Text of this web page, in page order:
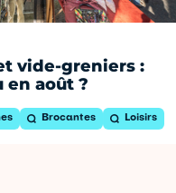
vide-greniers :
en août ?
Brocantes Loisirs